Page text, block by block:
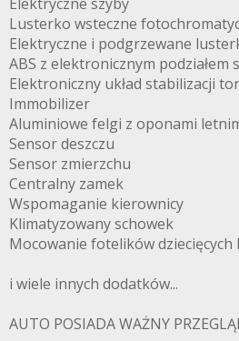
Lusterko wsteczne
Elektryczne i podgrzewane
ABS z elektronicznym podziałem
Elektroniczny układ stabilizacji
Immobilizer
Aluminiowe felgi z oponami
Sensor deszczu
Sensor zmierzchu
Centralny zamek
Wspomaganie kierownicy
Klimatyzowany schowek
Mocowanie fotelików dziecięcych
i wiele innych dodatków...
AUTO POSIADA WAŻNY